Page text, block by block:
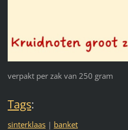
verpakt per zak van 250 gram
Tags:
sinterklaas | banket